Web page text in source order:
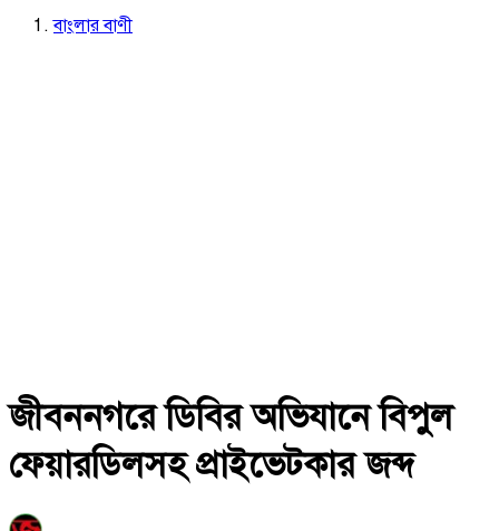
বাংলার বাণী
জীবননগরে ডিবির অভিযানে বিপুল
ফেয়ারডিলসহ প্রাইভেটকার জব্দ